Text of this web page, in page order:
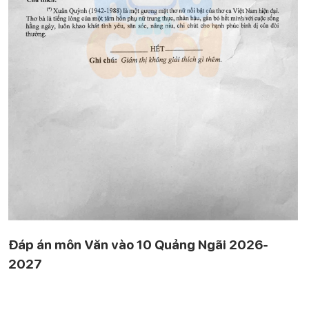
Đáp án môn Văn vào 10 Quảng Ngãi 2026-
2027